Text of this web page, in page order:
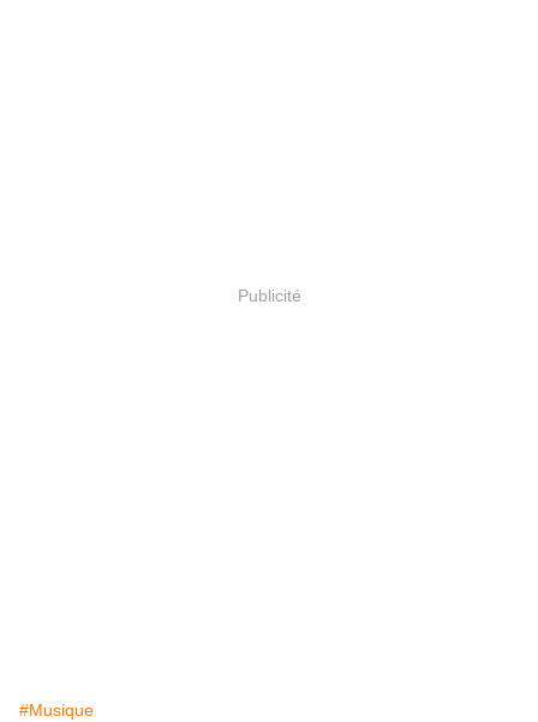
Publicité
#Musique